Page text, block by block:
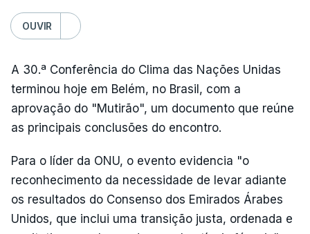
OUVIR
A 30.ª Conferência do Clima das Nações Unidas
terminou hoje em Belém, no Brasil, com a
aprovação do "Mutirão", um documento que reúne
as principais conclusões do encontro.
Para o líder da ONU, o evento evidencia "o
reconhecimento da necessidade de levar adiante
os resultados do Consenso dos Emirados Árabes
Unidos, que inclui uma transição justa, ordenada e